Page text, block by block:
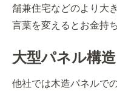
舗兼住宅などのより大
言葉を変えるとお金持
大型パネル構造
他社では木造パネルで